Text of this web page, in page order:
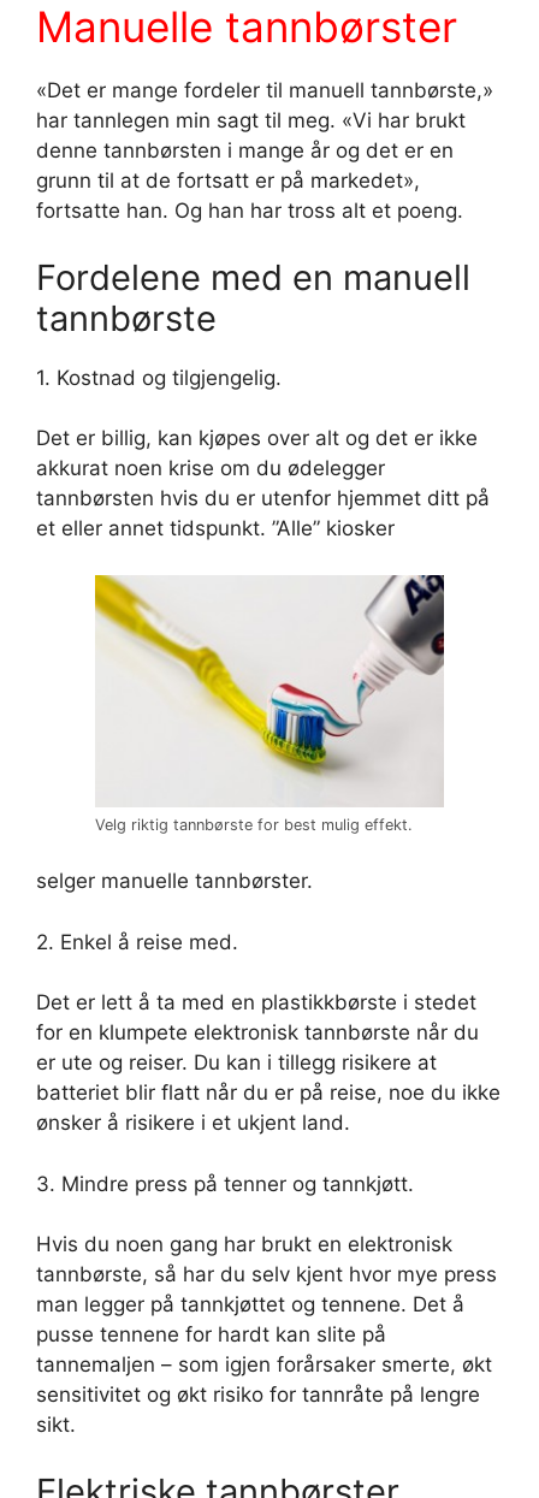
Manuelle tannbørster
«Det er mange fordeler til manuell tannbørste,»
har tannlegen min sagt til meg. «Vi har brukt
denne tannbørsten i mange år og det er en
grunn til at de fortsatt er på markedet»,
fortsatte han. Og han har tross alt et poeng.
Fordelene med en manuell
tannbørste
1. Kostnad og tilgjengelig.
Det er billig, kan kjøpes over alt og det er ikke
akkurat noen krise om du ødelegger
tannbørsten hvis du er utenfor hjemmet ditt på
et eller annet tidspunkt. ”Alle” kiosker
Velg riktig tannbørste for best mulig effekt.
selger manuelle tannbørster.
2. Enkel å reise med.
Det er lett å ta med en plastikkbørste i stedet
for en klumpete elektronisk tannbørste når du
er ute og reiser. Du kan i tillegg risikere at
batteriet blir flatt når du er på reise, noe du ikke
ønsker å risikere i et ukjent land.
3. Mindre press på tenner og tannkjøtt.
Hvis du noen gang har brukt en elektronisk
tannbørste, så har du selv kjent hvor mye press
man legger på tannkjøttet og tennene. Det å
pusse tennene for hardt kan slite på
tannemaljen – som igjen forårsaker smerte, økt
sensitivitet og økt risiko for tannråte på lengre
sikt.